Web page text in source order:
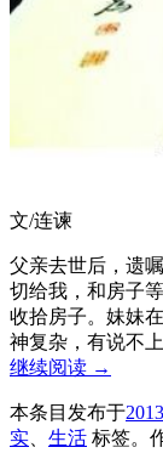
文/连谏
父亲去世后，遗
切给我，和房子
收拾房子。妹妹
神复杂，有说不
继续阅读 →
本条目发布于
实
生活 标签。